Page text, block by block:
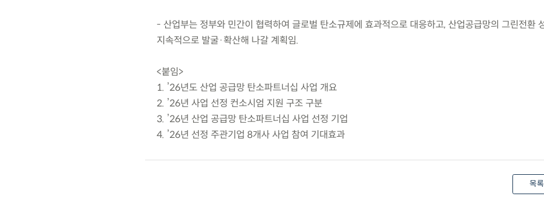
- 산업부는 정부와 민간이 협력하여 글로벌 탄소규제에 효과적으로 대응하고, 산업공급망의 그린전환
지속적으로 발굴·확산해 나갈 계획임.
<붙임>
1. ’26년도 산업 공급망 탄소파트너십 사업 개요
2. ’26년 사업 선정 컨소시엄 지원 구조 구분
3. ’26년 산업 공급망 탄소파트너십 사업 선정 기업
4. ’26년 선정 주관기업 8개사 사업 참여 기대효과
목